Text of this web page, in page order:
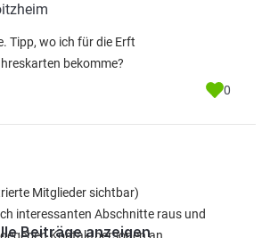
Tipp, wo ich für die Erft
bekomme?
0
Mitglieder sichtbar)
interessanten Abschnitte raus und
Beiträge anzeigen